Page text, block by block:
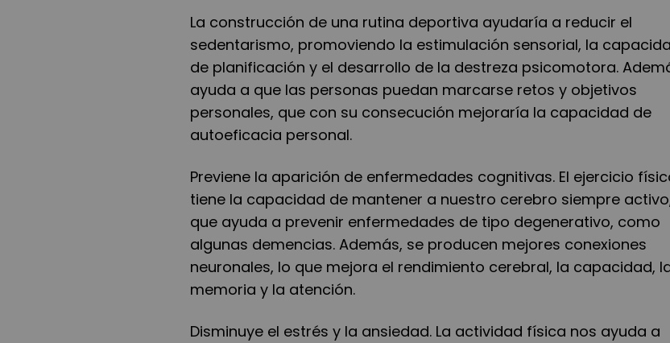
La construcción de una rutina deportiva ayudaría a reducir el
sedentarismo, promoviendo la estimulación sensorial, la
de planificación y el desarrollo de la destreza psicomotora.
ayuda a que las personas puedan marcarse retos y objetivos
personales, que con su consecución mejoraría la capacidad de
autoeficacia personal.
Previene la aparición de enfermedades cognitivas. El ejercicio
tiene la capacidad de mantener a nuestro cerebro siempre
que ayuda a prevenir enfermedades de tipo degenerativo, como
algunas demencias. Además, se producen mejores conexiones
neuronales, lo que mejora el rendimiento cerebral, la capacidad,
memoria y la atención.
Disminuye el estrés y la ansiedad. La actividad física nos ayuda a